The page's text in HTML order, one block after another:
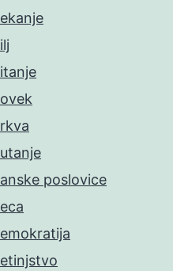
poslovice